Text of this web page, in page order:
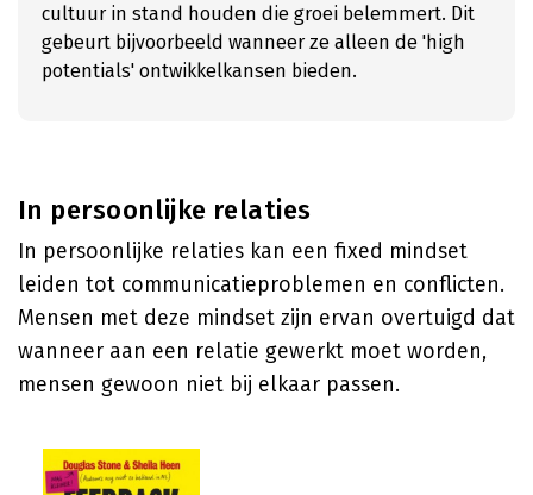
cultuur in stand houden die groei belemmert. Dit
gebeurt bijvoorbeeld wanneer ze alleen de 'high
potentials' ontwikkelkansen bieden.
In persoonlijke relaties
In persoonlijke relaties kan een fixed mindset
leiden tot communicatieproblemen en conflicten.
Mensen met deze mindset zijn ervan overtuigd dat
wanneer aan een relatie gewerkt moet worden,
mensen gewoon niet bij elkaar passen.